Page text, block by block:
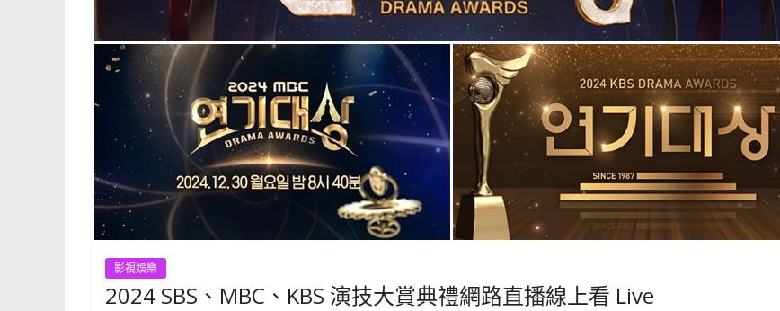
影視娛樂
2024 SBS、MBC、KBS 演技大賞典禮網路直播線上看 Live